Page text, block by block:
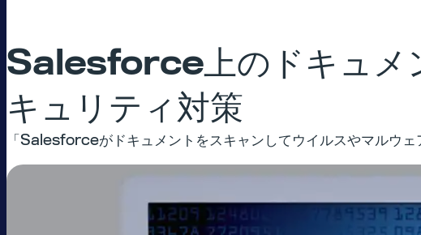
Salesforce上のドキュメ
キュリティ対策
「Salesforceがドキュメントをスキャンしてウイルスやマルウ